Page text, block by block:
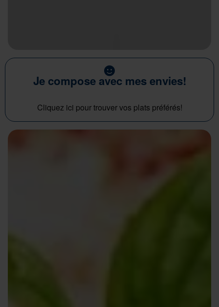
Je compose avec mes envies!
Cliquez ici pour trouver vos plats préférés!